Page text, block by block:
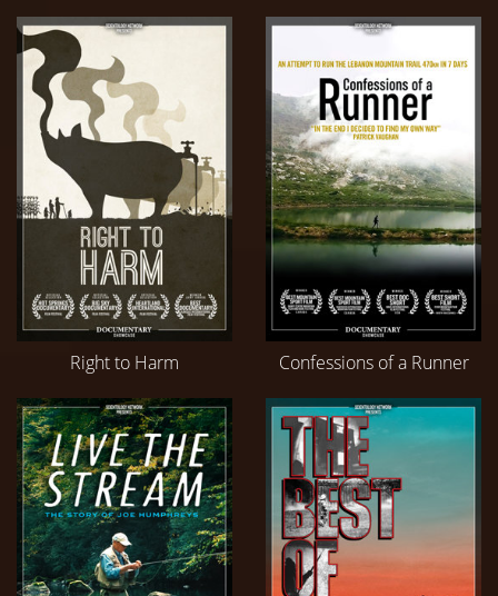
Right to Harm Confessions of a Runner